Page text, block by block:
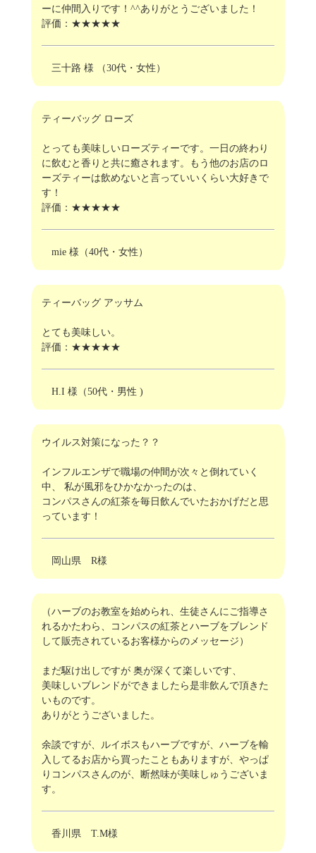
ーに仲間入りです！^^ありがとうございました！
評価：★★★★★
三十路 様 （30代・女性）
ティーバッグ ローズ
とっても美味しいローズティーです。一日の終わり
に飲むと香りと共に癒されます。もう他のお店のロ
ーズティーは飲めないと言っていいくらい大好きで
す！
評価：★★★★★
mie 様（40代・女性）
ティーバッグ アッサム
とても美味しい。
評価：★★★★★
H.I 様（50代・男性 )
ウイルス対策になった？？
インフルエンザで職場の仲間が次々と倒れていく
中、 私が風邪をひかなかったのは、
コンパスさんの紅茶を毎日飲んでいたおかげだと思
っています！
岡山県 R様
（ハーブのお教室を始められ、生徒さんにご指導さ
れるかたわら、コンパスの紅茶とハーブをブレンド
して販売されているお客様からのメッセージ）
まだ駆け出しですが 奥が深くて楽しいです、
美味しいブレンドができましたら是非飲んで頂きた
いものです。
ありがとうございました。
余談ですが、ルイボスもハーブですが、ハーブを輸
入してるお店から買ったこともありますが、やっぱ
りコンパスさんのが、断然味が美味しゅうございま
す。
香川県 T.M様